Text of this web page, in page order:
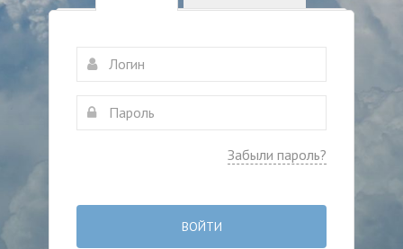
Забыли пароль?
ВОЙТИ